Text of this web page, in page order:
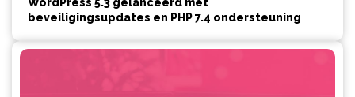
beveiligingsupdates en PHP 7.4 ondersteuning